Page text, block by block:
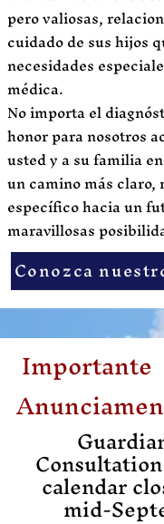
pero valiosas,
cuidado de sus hijos
necesidades
médica.
No importa el
honor para nosotros
usted y a su familia
un camino más claro,
específico hacia un
maravillosas
Conozca
Importante
Anunciame
calendar
mid-